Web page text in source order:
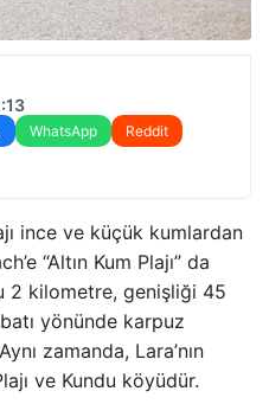
WhatsApp
Reddit
ince ve küçük kumlardan
“Altın Kum Plajı” da
2 kilometre, genişliği 45
yönünde karpuz
zamanda, Lara’nın
ve Kundu köyüdür.